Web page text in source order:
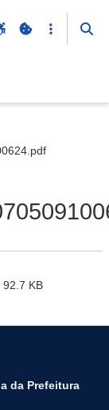
KB
da Prefeitura